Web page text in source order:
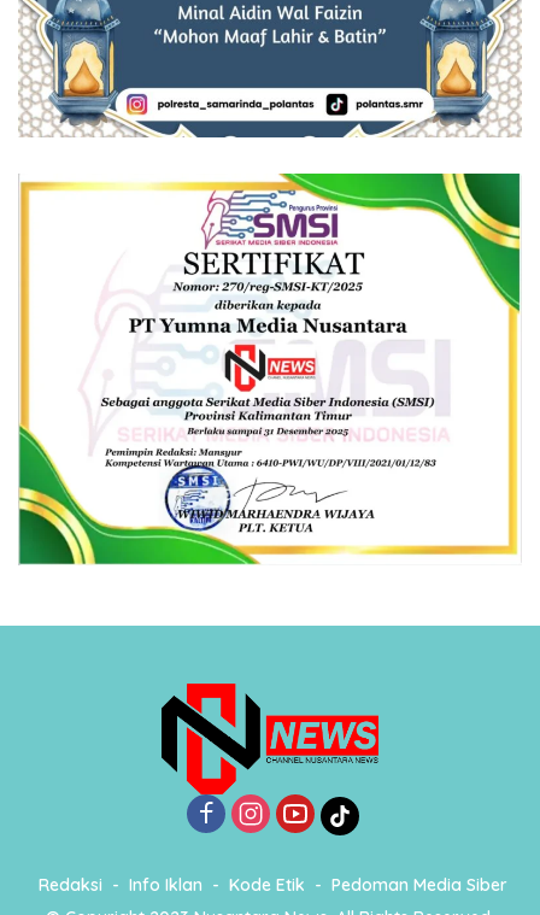
Redaksi Info Iklan Kode Etik
Pedoman Media Siber